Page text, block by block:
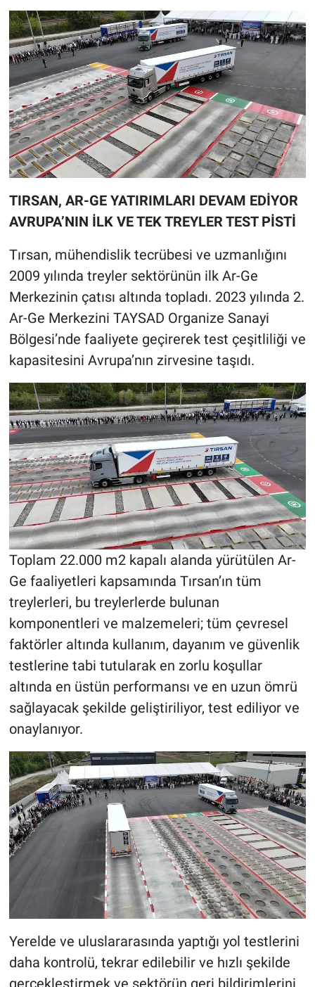
TIRSAN, AR-GE YATIRIMLARI DEVAM EDİYOR
AVRUPA’NIN İLK VE TEK TREYLER TEST PİSTİ
Tırsan, mühendislik tecrübesi ve uzmanlığını
2009 yılında treyler sektörünün ilk Ar-Ge
Merkezinin çatısı altında topladı. 2023 yılında 2.
Ar-Ge Merkezini TAYSAD Organize Sanayi
Bölgesi’nde faaliyete geçirerek test çeşitliliği ve
kapasitesini Avrupa’nın zirvesine taşıdı.
Toplam 22.000 m2 kapalı alanda yürütülen Ar-
Ge faaliyetleri kapsamında Tırsan’ın tüm
treylerleri, bu treylerlerde bulunan
komponentleri ve malzemeleri; tüm çevresel
faktörler altında kullanım, dayanım ve güvenlik
testlerine tabi tutularak en zorlu koşullar
altında en üstün performansı ve en uzun ömrü
sağlayacak şekilde geliştiriliyor, test ediliyor ve
onaylanıyor.
Yerelde ve uluslararasında yaptığı yol testlerini
daha kontrolü, tekrar edilebilir ve hızlı şekilde
gerçekleştirmek ve sektörün geri bildirimlerini